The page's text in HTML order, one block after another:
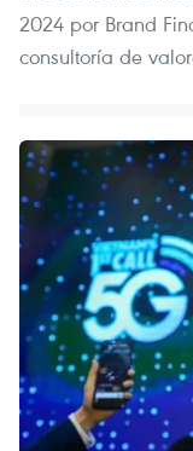
2024 por Brand
consultoría de